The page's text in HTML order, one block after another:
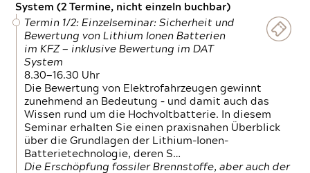
System (2 Termine, nicht einzeln buchbar)
Termin 1/2: Einzelseminar: Sicherheit und
Bewertung von Lithium Ionen Batterien
im KFZ — inklusive Bewertung im DAT
System
8.30—16.30 Uhr
Die Bewertung von Elektrofahrzeugen gewinnt
zunehmend an Bedeutung – und damit auch das
Wissen rund um die Hochvoltbatterie. In diesem
Seminar erhalten Sie einen praxisnahen Überblick
über die Grundlagen der Lithium-Ionen-
Batterietechnologie, deren S…
Die Erschöpfung fossiler Brennstoffe, aber auch der